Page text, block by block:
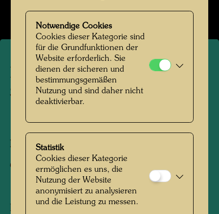
Klassenfoto mit Friedrich
Stowasser
1944
Fotograf:Unbekannt Unknown
Copyright:Hundertwasser Archiv
Friedrich Stowasser in der letzten Reihe, dritter
Notwendige Cookies
Cookies dieser Kategorie sind
für die Grundfunktionen der
Website erforderlich. Sie
dienen der sicheren und
bestimmungsgemäßen
Nutzung und sind daher nicht
deaktivierbar.
Statistik
Cookies dieser Kategorie
ermöglichen es uns, die
Nutzung der Website
anonymisiert zu analysieren
und die Leistung zu messen.